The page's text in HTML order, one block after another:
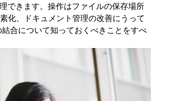
できます。操作はファイルの保存場所
化、ドキュメント管理の改善にうって
合について知っておくべきことをすべ